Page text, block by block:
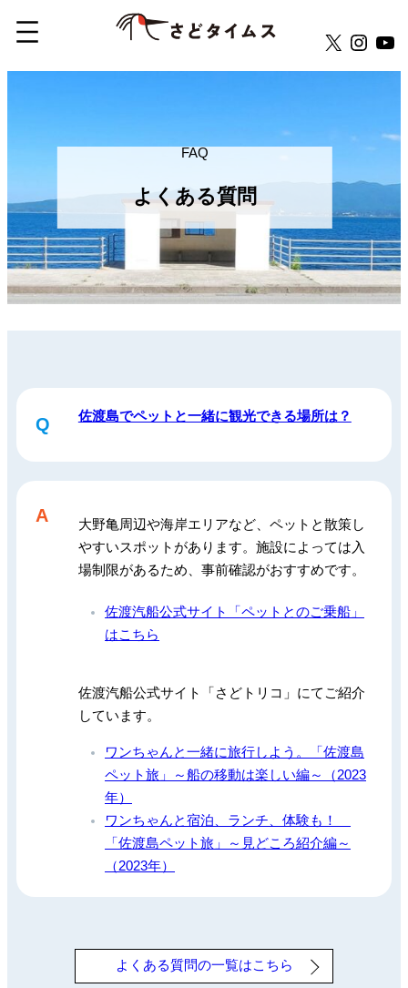
プ
X
FAQ
よくある質問
Q 佐渡島でペットと一緒に観光できる場所は？
A
大野亀周辺や海岸エリアなど、ペットと散策し
やすいスポットがあります。施設によっては入
場制限があるため、事前確認がおすすめです。
佐渡汽船公式サイト「ペットとのご乗船」
はこちら
佐渡汽船公式サイト「さどトリコ」にてご紹介
しています。
ワンちゃんと一緒に旅行しよう。「佐渡島
ペット旅」～船の移動は楽しい編～（2023
年）
ワンちゃんと宿泊、ランチ、体験も！
「佐渡島ペット旅」～見どころ紹介編～
（2023年）
よくある質問の一覧はこちら